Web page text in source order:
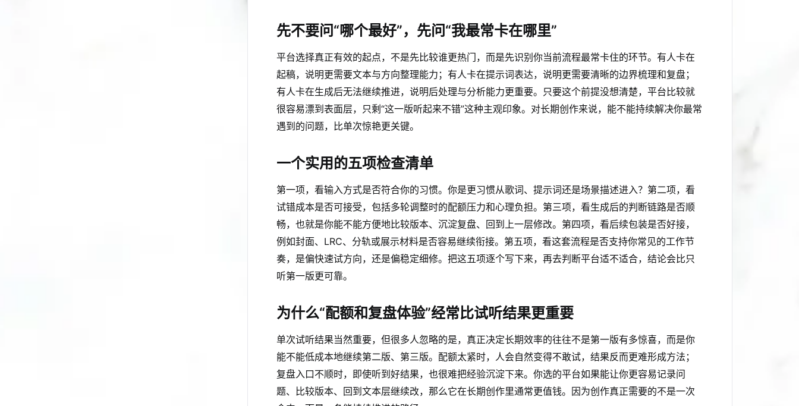
先不要问“哪个最好”，先问“我最常卡在哪里”
平台选择真正有效的起点，不是先比较谁更热门，而是先识别你当前流程最常卡住的环节。有人卡在
起稿，说明更需要文本与方向整理能力；有人卡在提示词表达，说明更需要清晰的边界梳理和复盘；
有人卡在生成后无法继续推进，说明后处理与分析能力更重要。只要这个前提没想清楚，平台比较就
很容易漂到表面层，只剩“这一版听起来不错”这种主观印象。对长期创作来说，能不能持续解决你最常
遇到的问题，比单次惊艳更关键。
一个实用的五项检查清单
第一项，看输入方式是否符合你的习惯。你是更习惯从歌词、提示词还是场景描述进入？第二项，看
试错成本是否可接受，包括多轮调整时的配额压力和心理负担。第三项，看生成后的判断链路是否顺
畅，也就是你能不能方便地比较版本、沉淀复盘、回到上一层修改。第四项，看后续包装是否好接，
例如封面、LRC、分轨或展示材料是否容易继续衔接。第五项，看这套流程是否支持你常见的工作节
奏，是偏快速试方向，还是偏稳定细修。把这五项逐个写下来，再去判断平台适不适合，结论会比只
听第一版更可靠。
为什么“配额和复盘体验”经常比试听结果更重要
单次试听结果当然重要，但很多人忽略的是，真正决定长期效率的往往不是第一版有多惊喜，而是你
能不能低成本地继续第二版、第三版。配额太紧时，人会自然变得不敢试，结果反而更难形成方法；
复盘入口不顺时，即使听到好结果，也很难把经验沉淀下来。你选的平台如果能让你更容易记录问
题、比较版本、回到文本层继续改，那么它在长期创作里通常更值钱。因为创作真正需要的不是一次